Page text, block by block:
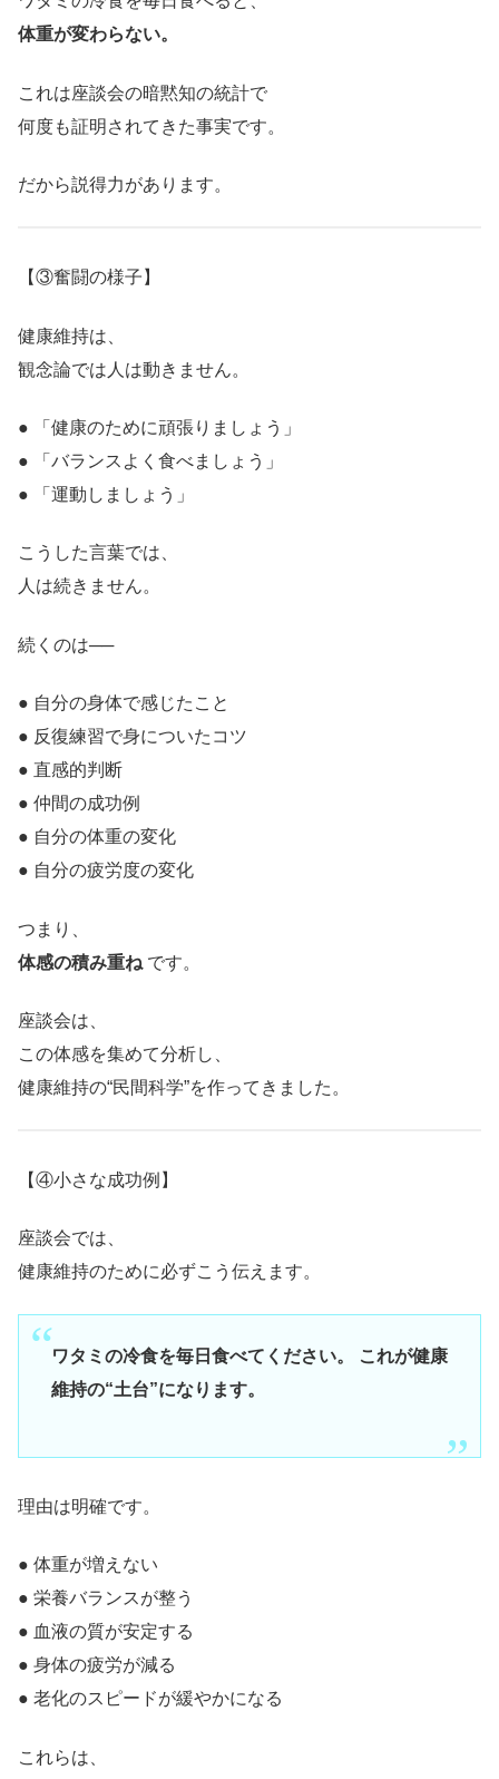
体重が変わらない。
これは座談会の暗黙知の統計で
何度も証明されてきた事実です。
だから説得力があります。
【③奮闘の様子】
健康維持は、
観念論では人は動きません。
● 「健康のために頑張りましょう」
● 「バランスよく食べましょう」
● 「運動しましょう」
こうした言葉では、
人は続きません。
続くのは──
● 自分の身体で感じたこと
● 反復練習で身についたコツ
● 直感的判断
● 仲間の成功例
● 自分の体重の変化
● 自分の疲労度の変化
つまり、
体感の積み重ね です。
座談会は、
この体感を集めて分析し、
健康維持の“民間科学”を作ってきました。
【④小さな成功例】
座談会では、
健康維持のために必ずこう伝えます。
ワタミの冷食を毎日食べてください。 これが健康
維持の“土台”になります。
理由は明確です。
● 体重が増えない
● 栄養バランスが整う
● 血液の質が安定する
● 身体の疲労が減る
● 老化のスピードが緩やかになる
これらは、